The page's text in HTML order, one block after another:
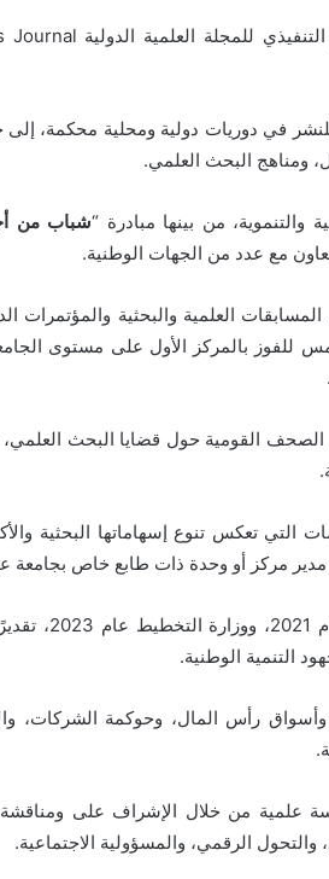
أو مقبولًا للنشر في دوريات دولية ومحلية
ومناهج البحث العلمي.
من بينها مبادرة “شباب من
مع عدد من الجهات الوطنية.
العلمية والبحثية والمؤتمرات
للفوز بالمركز الأول على مستوى
القومية حول قضايا البحث العلمي،
تعكس تنوع إسهاماتها البحثية
هذا إلى جانب
التنمية الوطنية.
وأسواق رأس المال، وحوكمة الشركات،
علمية من خلال الإشراف على
الرقمي، والمسؤولية الاجتماعية.